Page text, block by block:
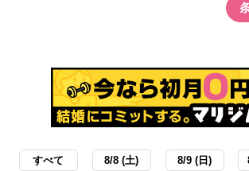
すべて 8/8 (土) 8/9 (日)